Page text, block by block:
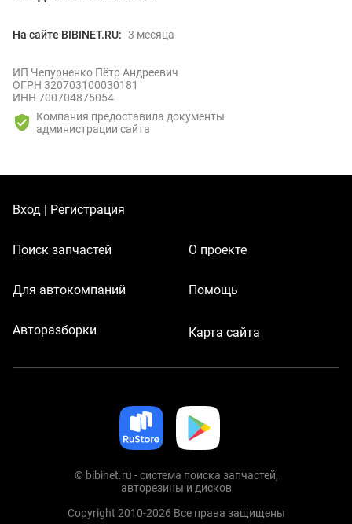
На сайте BIBINET.RU: 3 месяца
ИП Чепурненко Пётр Андреевич
ОГРН 320703100030181
ИНН 700704875054
Компания предоставила документы
администрации сайта
Вход | Регистрация
Поиск запчастей
Для автокомпаний
Авторазборки
О проекте
Помощь
Карта сайта
© bibinet.ru - система поиска запчастей,
авторезины и дисков
Copyright 2010-2026 Все права защищены